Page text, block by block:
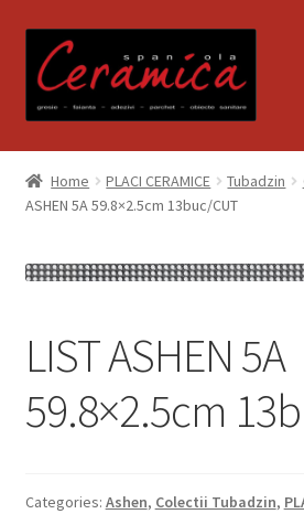
la
navigare
la
conținut
Prima pagină
Blog
Contact
Informatii
Home PLACI CERAMICE Tubadzin
ASHEN 5A 59.8×2.5cm 13buc/CUT
LIST ASHEN 5A
59.8×2.5cm
Categories: Ashen, Colectii Tubadzin,